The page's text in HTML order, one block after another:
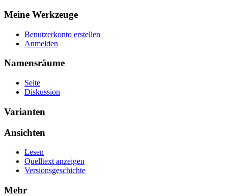
Meine Werkzeuge
Benutzerkonto erstellen
Anmelden
Namensräume
Seite
Diskussion
Varianten
Ansichten
Lesen
Quelltext anzeigen
Versionsgeschichte
Mehr